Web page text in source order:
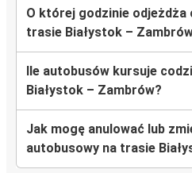
O której godzinie
trasie Białystok –
Ile autobusów kursuje
Białystok – Zambrów?
Jak mogę anulować lub
autobusowy na trasie